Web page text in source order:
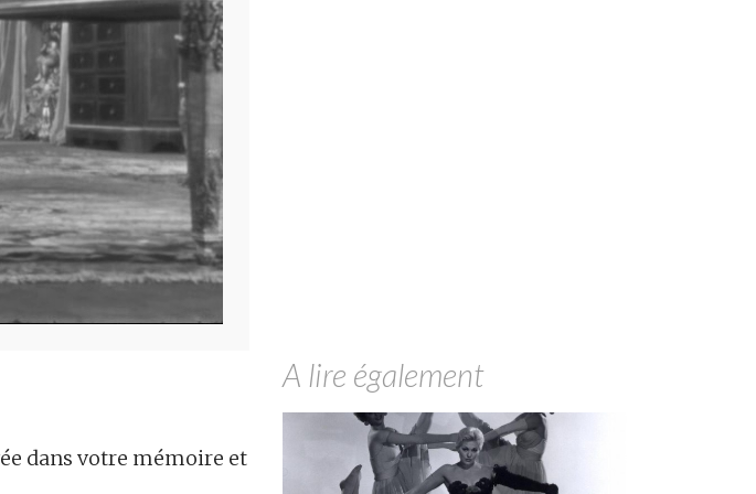
dans votre mémoire et
A lire également